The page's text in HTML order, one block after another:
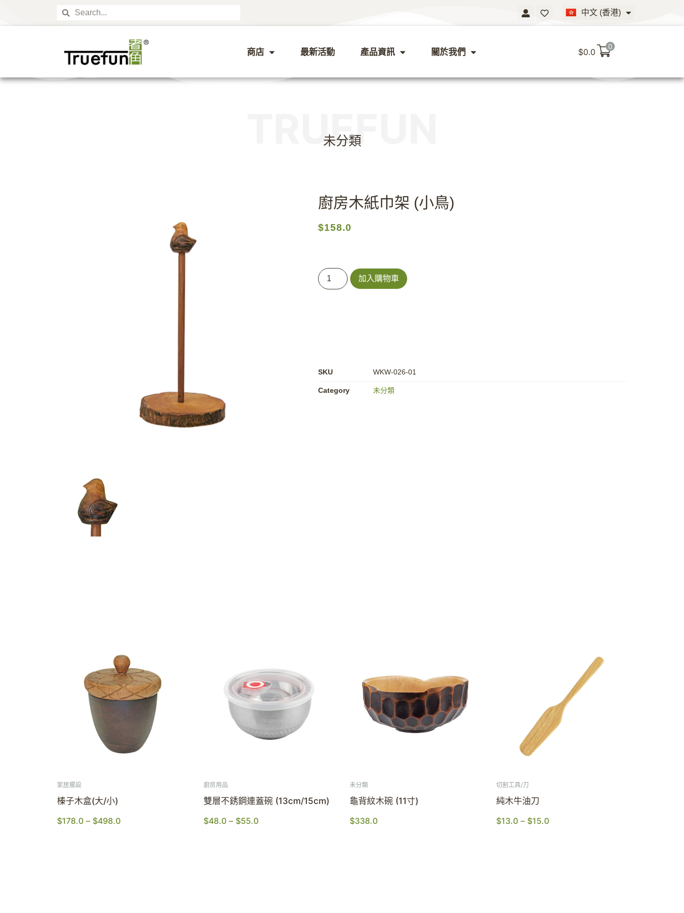
中文 (香港)
English
商店 最新活動 產品資訊 關於我們 $0.0
0
TRUEFUN
未分類
廚房木紙巾架 (小鳥)
$158.0
加入購物車
SKU WKW-026-01
Category 未分類
家居擺設
榛子木盒(大/小)
$178.0 – $498.0
廚房用品
雙層不銹鋼連蓋碗 (13cm/15cm)
$48.0 – $55.0
未分類
龜背紋木碗 (11寸)
$338.0
切割工具/刀
純木牛油刀
$13.0 – $15.0